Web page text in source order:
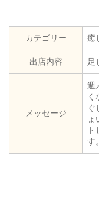
カテゴリー 癒
出店内容 足
メッセージ
週
く
ぐ
す。